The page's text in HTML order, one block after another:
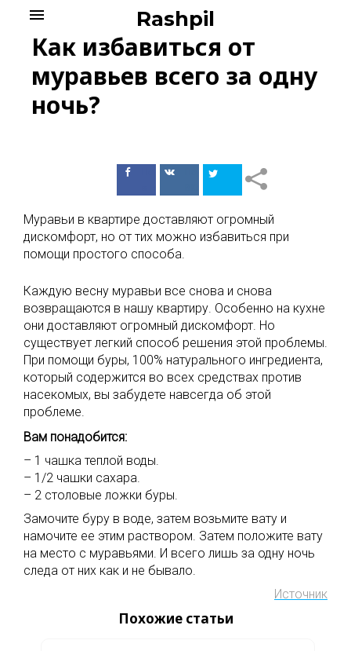
content
Rashpil
menu
Как избавиться от
муравьев всего за одну
ночь?
ПоделитьсяПоделиться
Муравьи в квартире доставляют огромный
дискомфорт, но от тих можно избавиться при
помощи простого способа.
Каждую весну муравьи все снова и снова
возвращаются в нашу квартиру. Особенно на кухне
они доставляют огромный дискомфорт. Но
существует легкий способ решения этой проблемы.
При помощи буры, 100% натурального ингредиента,
который содержится во всех средствах против
насекомых, вы забудете навсегда об этой
проблеме.
Вам понадобится:
– 1 чашка теплой воды.
– 1/2 чашки сахара.
– 2 столовые ложки буры.
Замочите буру в воде, затем возьмите вату и
намочите ее этим раствором. Затем положите вату
на место с муравьями. И всего лишь за одну ночь
следа от них как и не бывало.
Источник
Похожие статьи